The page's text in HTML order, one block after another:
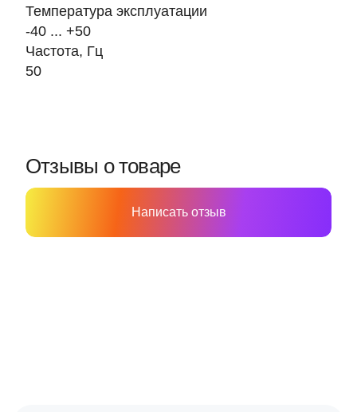
Температура эксплуатации
-40 ... +50
Частота, Гц
50
Отзывы о товаре
Написать отзыв